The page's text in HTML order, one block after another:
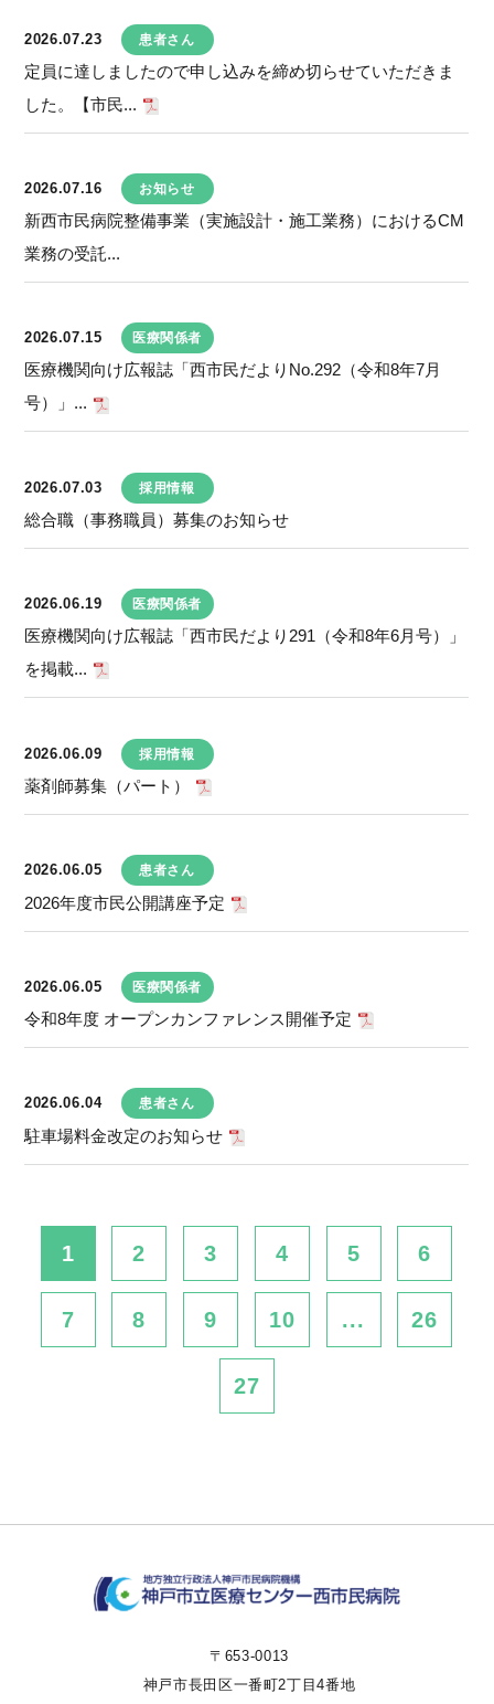
2026.07.23 患者さん
定員に達しましたので申し込みを締め切らせていただきま
した。【市民...
2026.07.16 お知らせ
新西市民病院整備事業（実施設計・施工業務）におけるCM
業務の受託...
2026.07.15 医療関係者
医療機関向け広報誌「西市民だよりNo.292（令和8年7月
号）」...
2026.07.03 採用情報
総合職（事務職員）募集のお知らせ
2026.06.19 医療関係者
医療機関向け広報誌「西市民だより291（令和8年6月号）」
を掲載...
2026.06.09 採用情報
薬剤師募集（パート）
2026.06.05 患者さん
2026年度市民公開講座予定
2026.06.05 医療関係者
令和8年度 オープンカンファレンス開催予定
2026.06.04 患者さん
駐車場料金改定のお知らせ
1 2 3 4 5 6
7 8 9 10 ... 26
27
〒653-0013
神戸市長田区一番町2丁目4番地